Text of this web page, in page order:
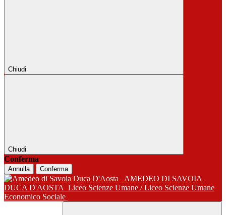
Chiudi
Chiudi
Conferma
Annulla Conferma
AMEDEO DI SAVOIA
DUCA D'AOSTA Liceo Scienze Umane / Liceo Scienze Umane
Economico Sociale